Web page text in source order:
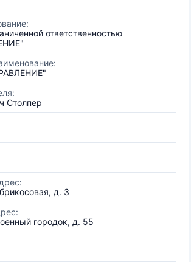
ответственностью
Столпер
д. 3
городок, д. 55